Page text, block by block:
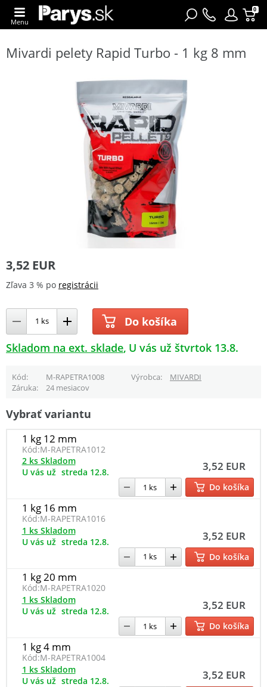
0
Menu
Mivardi pelety Rapid Turbo - 1 kg 8 mm
3,52 EUR
Zľava 3 % po registrácii
Do košíka
Skladom na ext. sklade U vás už štvrtok 13.8.
Kód M-RAPETRA1008 Výrobca
MIVARDI
Záruka
24 mesiacov
Vybrať variantu
1 kg 12 mm
Kód:M-RAPETRA1012
3,52 EUR
2 ks Skladom
U vás už streda 12.8.
Do košíka
1 kg 16 mm
Kód:M-RAPETRA1016
3,52 EUR
1 ks Skladom
U vás už streda 12.8.
Do košíka
1 kg 20 mm
Kód:M-RAPETRA1020
3,52 EUR
1 ks Skladom
U vás už streda 12.8.
Do košíka
1 kg 4 mm
Kód:M-RAPETRA1004
3,52 EUR
1 ks Skladom
U vás už streda 12.8.